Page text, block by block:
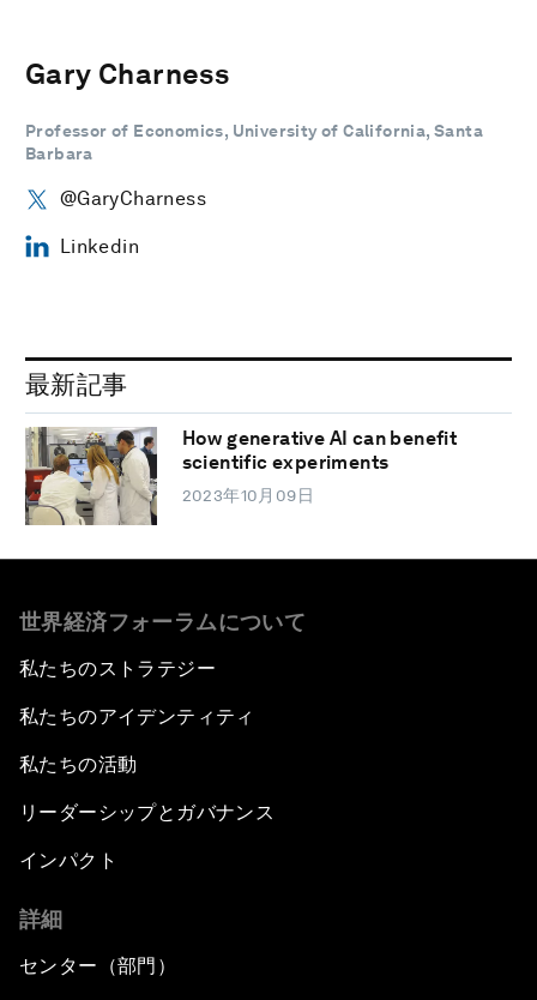
Gary Charness
Professor of Economics, University of California, Santa
Barbara
@GaryCharness
Linkedin
最新記事
How generative AI can benefit
scientific experiments
2023年10月09日
世界経済フォーラムについて
私たちのストラテジー
私たちのアイデンティティ
私たちの活動
リーダーシップとガバナンス
インパクト
詳細
センター（部門）